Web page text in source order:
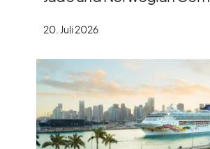
20. Juli 2026